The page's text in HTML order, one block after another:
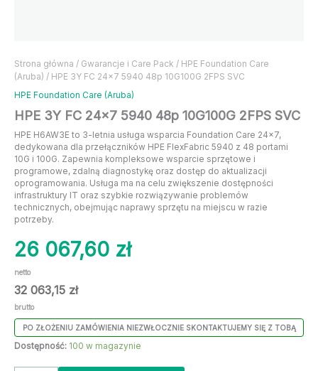
Strona główna / Gwarancje i Care Pack / HPE Foundation Care
(Aruba) / HPE 3Y FC 24×7 5940 48p 10G100G 2FPS SVC
HPE Foundation Care (Aruba)
HPE 3Y FC 24×7 5940 48p 10G100G 2FPS SVC
HPE H6AW3E to 3-letnia usługa wsparcia Foundation Care 24×7,
dedykowana dla przełączników HPE FlexFabric 5940 z 48 portami
10G i 100G. Zapewnia kompleksowe wsparcie sprzętowe i
programowe, zdalną diagnostykę oraz dostęp do aktualizacji
oprogramowania. Usługa ma na celu zwiększenie dostępności
infrastruktury IT oraz szybkie rozwiązywanie problemów
technicznych, obejmując naprawy sprzętu na miejscu w razie
potrzeby.
26 067,60 zł
netto
32 063,15 zł
brutto
PO ZŁOŻENIU ZAMÓWIENIA NIEZWŁOCZNIE SKONTAKTUJEMY SIĘ Z TOBĄ
Dostępność: 100 w magazynie